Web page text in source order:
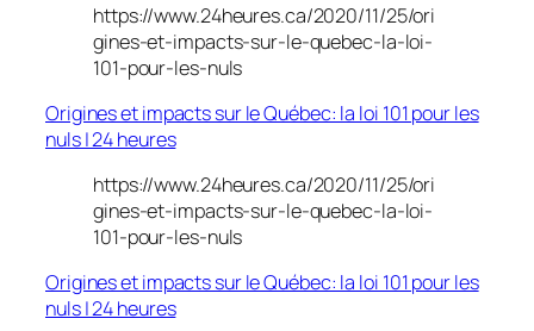
https://www.24heures.ca/2020/11/25/ori
gines-et-impacts-sur-le-quebec-la-loi-
101-pour-les-nuls
Origines et impacts sur le Québec: la loi 101 pour les
nuls | 24 heures
https://www.24heures.ca/2020/11/25/ori
gines-et-impacts-sur-le-quebec-la-loi-
101-pour-les-nuls
Origines et impacts sur le Québec: la loi 101 pour les
nuls | 24 heures